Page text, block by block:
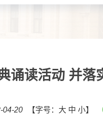
诵读活动 并落
04-20 【字号： 大 中 小】